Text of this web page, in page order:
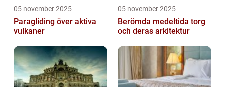
05 november 2025
Paragliding över aktiva
vulkaner
05 november 2025
Berömda medeltida torg
och deras arkitektur